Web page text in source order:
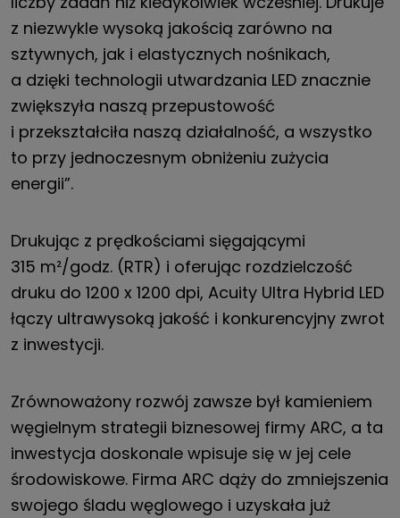
z niezwykle wysoką jakością zarówno na
sztywnych, jak i elastycznych nośnikach,
a dzięki technologii utwardzania LED znacznie
zwiększyła naszą przepustowość
i przekształciła naszą działalność, a wszystko
to przy jednoczesnym obniżeniu zużycia
energii”.
Drukując z prędkościami sięgającymi
315 m²/godz. (RTR) i oferując rozdzielczość
druku do 1200 x 1200 dpi, Acuity Ultra Hybrid LED
łączy ultrawysoką jakość i konkurencyjny zwrot
z inwestycji.
Zrównoważony rozwój zawsze był kamieniem
węgielnym strategii biznesowej firmy ARC, a ta
inwestycja doskonale wpisuje się w jej cele
środowiskowe. Firma ARC dąży do zmniejszenia
swojego śladu węglowego i uzyskała już